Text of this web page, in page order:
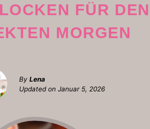
FÜR DEN
MORGEN
By Lena
Updated on Januar 5, 2026